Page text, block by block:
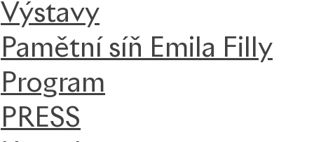
Výstavy
Pamětní síň Emila Filly
Program
PRESS